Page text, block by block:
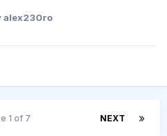
alex230ro
NEXT
1 of 7